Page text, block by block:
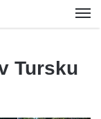
Tursku